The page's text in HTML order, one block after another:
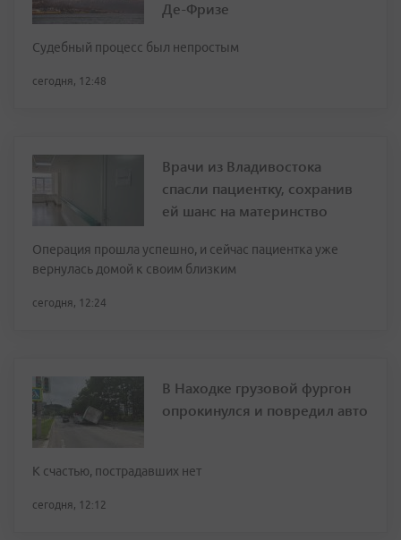
Де-Фризе
Судебный процесс был непростым
сегодня, 12:48
Врачи из Владивостока
спасли пациентку, сохранив
ей шанс на материнство
Операция прошла успешно, и сейчас пациентка уже
вернулась домой к своим близким
сегодня, 12:24
В Находке грузовой фургон
опрокинулся и повредил авто
К счастью, пострадавших нет
сегодня, 12:12